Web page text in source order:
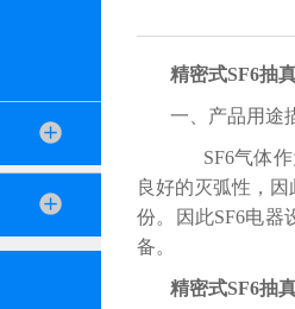
精密式SF6抽
一、产品用途
SF6气体作
良好的灭弧性，
份。因此SF6电器
备。
精密式SF6抽